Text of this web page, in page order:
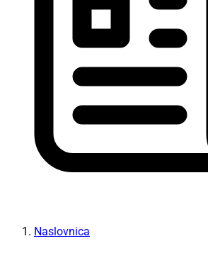
Naslovnica